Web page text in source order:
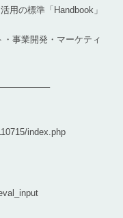
用の標準「Handbook」
事業開発・マーケティ
index.php